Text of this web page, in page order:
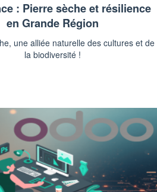
: Pierre sèche et résilience
en Grande Région
une alliée naturelle des cultures et de
la biodiversité !